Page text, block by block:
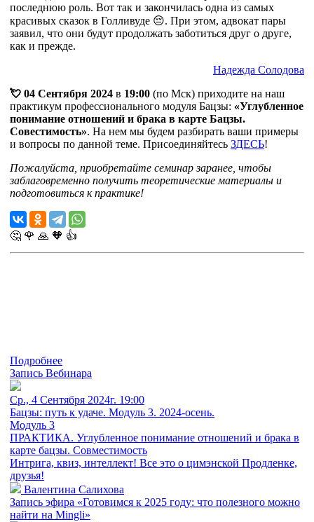
последнюю роль. Вот так и закончилась одна из самых
красивых сказок в Голливуде 😔. При этом, адвокат пары
заявил, что они будут продолжать заботиться друг о друге,
как и прежде.
Надежда Солодова
💘 04 Сентября 2024 в 19:00 (по Мск) приходите на наш
практикум профессионального модуля Бацзы: «Углубленное
понимание отношений и брака в карте Бацзы.
Совестимость». На нем мы будем разбирать ваши примеры
и вопросы по данной теме. Присоединяйтесь ЗДЕСЬ!
Пожалуйста, приобретайте семинар заранее, чтобы
заблаговременно получить теоретические материалы и
подготовиться к практике!
🤔 🌹 🙏 🧡 👍
Подробнее
Запись Вебинара
Ср., 4 Сентября 2024г. 19:00
Бацзы: путь к удаче. Модуль 3. 2024-осень.
Модуль 3
ПРАКТИКА. Углубленное понимание отношений и брака в
карте бацзы. Совместимость
Интрига, квиз, интеллект! Все это о цимэнской Продленке,
друзья!
Валентина Салихова
Запись эфира «Готовимся к 2025 году: что полезного можно
найти на Mingli»